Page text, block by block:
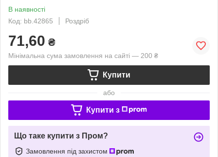
В наявності
Код: bb.42865
Роздріб
71,60 ₴
Мінімальна сума замовлення на сайті — 200 ₴
Купити
або
Купити з
Що таке купити з Пром?
Замовлення під захистом